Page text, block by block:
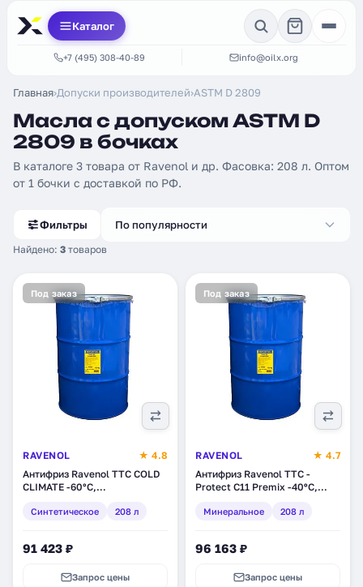
Каталог
+7 (495) 308-40-89 info@oilx.org
Главная›Допуски производителей›ASTM D 2809
Масла с допуском ASTM D
2809 в бочках
В каталоге 3 товара от Ravenol и др. Фасовка: 208 л. Оптом
от 1 бочки с доставкой по РФ.
Фильтры
Найдено: 3 товаров
По популярности
Под заказ
RAVENOL
★ 4.8
Антифриз Ravenol TTC COLD
CLIMATE -60°C,
(1410140-208)
Синтетическое 208 л
91 423 ₽
Запрос цены
Под заказ
RAVENOL
★ 4.7
Антифриз Ravenol TTC -
Protect C11 Premix -40ºC,
208)
Минеральное 208 л
96 163 ₽
Запрос цены